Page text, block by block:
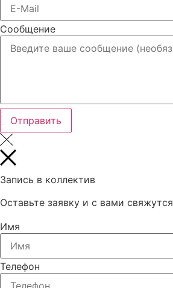
Сообщение
Отправить
Запись в коллектив
Оставьте заявку и с вами свяжутся
Имя
Телефон